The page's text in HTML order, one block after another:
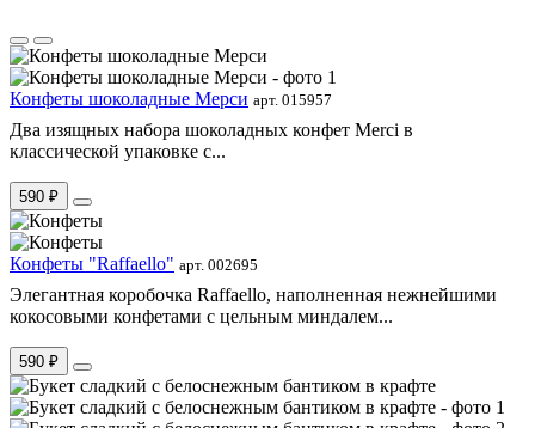
Конфеты шоколадные Мерси арт. 015957
Два изящных набора шоколадных конфет Merci в
классической упаковке с...
590 ₽
Конфеты "Raffaello" арт. 002695
Элегантная коробочка Raffaello, наполненная нежнейшими
кокосовыми конфетами с цельным миндалем...
590 ₽